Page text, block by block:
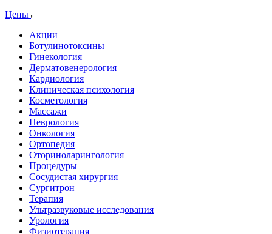
Цены
Акции
Ботулинотоксины
Гинекология
Дерматовенерология
Кардиология
Клиническая психология
Косметология
Массажи
Неврология
Онкология
Ортопедия
Оториноларингология
Процедуры
Сосудистая хирургия
Сургитрон
Терапия
Ультразвуковые исследования
Урология
Физиотерапия